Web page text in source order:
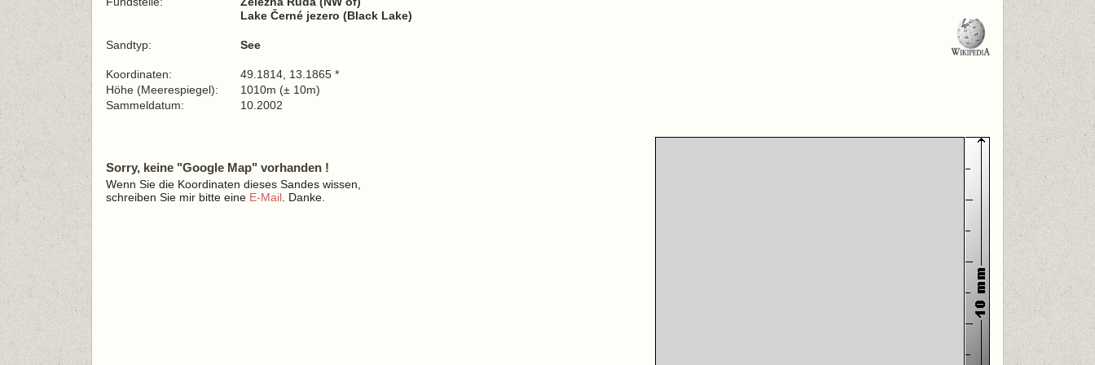
Lake Černé jezero (Black Lake)
Sandtyp: See
Koordinaten:
49.1814, 13.1865 *
Höhe (Meerespiegel):
1010m (± 10m)
Sammeldatum:
10.2002
Sorry, keine "Google Map" vorhanden !
Wenn Sie die Koordinaten dieses Sandes wissen,
schreiben Sie mir bitte eine E-Mail . Danke.